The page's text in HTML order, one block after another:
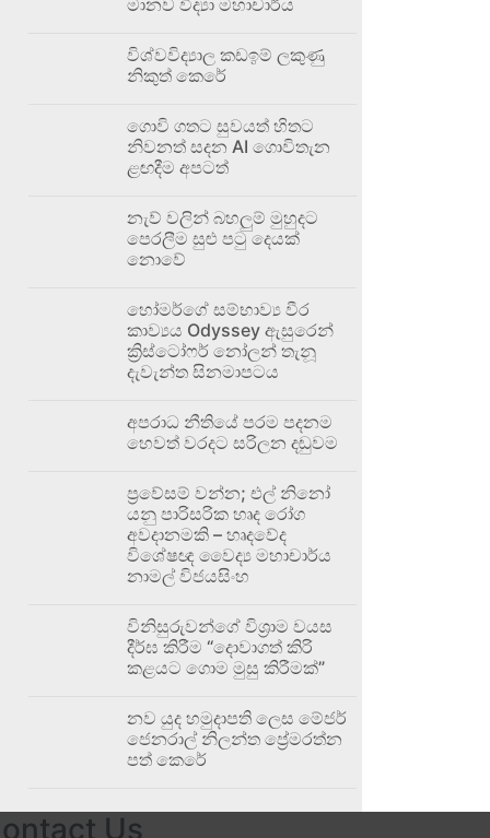
විශ්වවිද්‍යාල කඩඉම් ලකුණු
නිකුත් කෙරේ
ගොවි ගතට සුවයත් හිතට
නිවනත් සදන AI ගොවිතැන
ළඟදීම අපටත්
නැව් වලින් බහලුම් මුහුදට
පෙරලීම සුළු පටු දෙයක්
නොවේ
හෝමර්ගේ සම්භාව්‍ය වීර
කාව්‍යය Odyssey ඇසුරෙන්
ක්‍රිස්ටෝෆර් නෝලන් තැනූ
දැවැන්ත සිනමාපටය
අපරාධ නීතියේ පරම පදනම
හෙවත් වරදට සරිලන දඬුවම
ප්‍රවේසම් වන්න; එල් නිනෝ
යනු පාරිසරික හෘද රෝග
අවදානමකි – හෘදවේද
විශේෂඥ වෛද්‍ය මහාචාර්ය
නාමල් විජයසිංහ
විනිසුරුවන්ගේ විශ්‍රාම වයස
දීර්ඝ කිරීම “දොවාගත් කිරි
කළයට ගොම මුසු කිරීමක්”
නව යුද හමුදාපති ලෙස මේජර්
ජෙනරාල් නිලන්ත ප්‍රේමරත්න
පත් කෙරේ
Us